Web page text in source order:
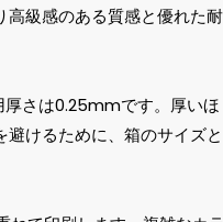
高級感のある質感と優れた耐
さは0.25mmです。厚いほ
けるために、箱のサイズと